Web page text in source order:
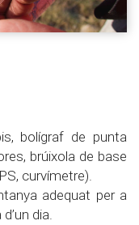
bolígraf de punta
brúixola de base
curvímetre).
adequat per a
dia.